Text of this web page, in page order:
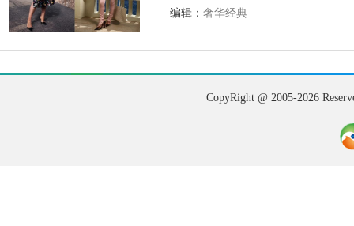
编辑： 奢华经典
CopyRight @ 2005-2026